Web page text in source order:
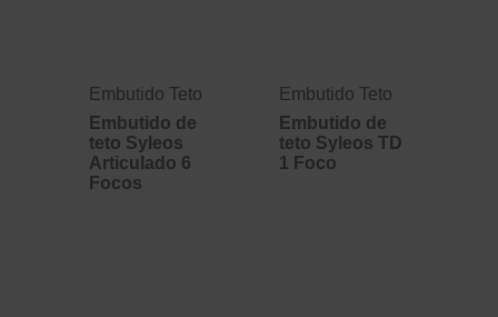
Embutido Teto
Embutido de
teto Syleos
Articulado 6
Focos
Embutido Teto
Embutido de
teto Syleos TD
1 Foco